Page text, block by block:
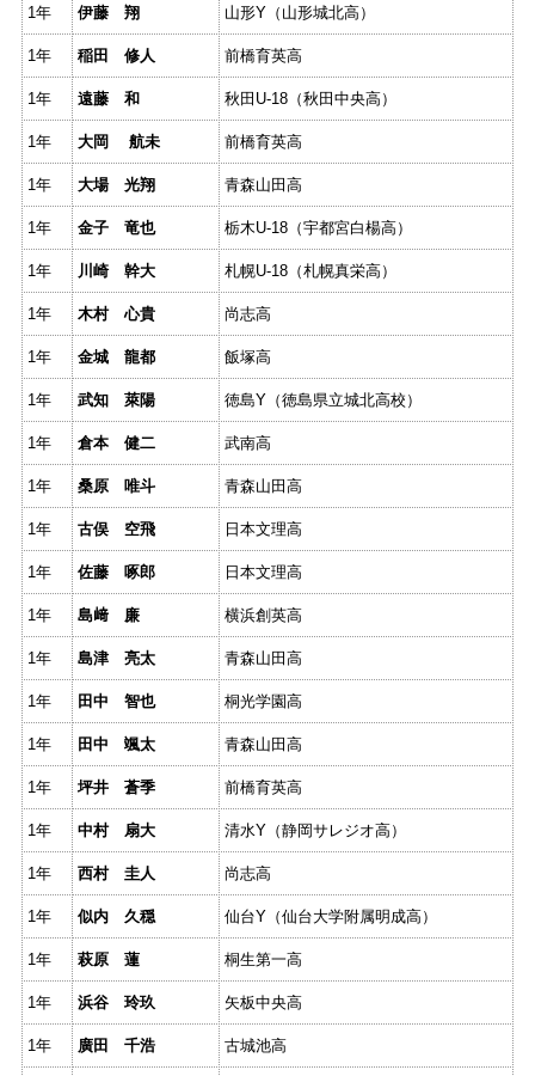
1年 伊藤 翔 山形Y（山形城北高）
1年 稲田 修人 前橋育英高
1年 遠藤 和 秋田U-18（秋田中央高）
1年 大岡 航未 前橋育英高
1年 大場 光翔 青森山田高
1年 金子 竜也 栃木U-18（宇都宮白楊高）
1年 川崎 幹大 札幌U-18（札幌真栄高）
1年 木村 心貴 尚志高
1年 金城 龍都 飯塚高
1年 武知 萊陽 徳島Y（徳島県立城北高校）
1年 倉本 健二 武南高
1年 桑原 唯斗 青森山田高
1年 古俣 空飛 日本文理高
1年 佐藤 啄郎 日本文理高
1年 島﨑 廉 横浜創英高
1年 島津 亮太 青森山田高
1年 田中 智也 桐光学園高
1年 田中 颯太 青森山田高
1年 坪井 蒼季 前橋育英高
1年 中村 扇大 清水Y（静岡サレジオ高）
1年 西村 圭人 尚志高
1年 似内 久穏 仙台Y（仙台大学附属明成高）
1年 萩原 蓮 桐生第一高
1年 浜谷 玲玖 矢板中央高
1年 廣田 千浩 古城池高